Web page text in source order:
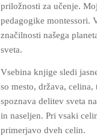
priložnosti za učenje.
pedagogike montessori.
značilnosti našega
sveta.
Vsebina knjige sledi
so mesto, država,
spoznava delitev sveta
in naseljen. Pri vsaki
primerjavo dveh celin.